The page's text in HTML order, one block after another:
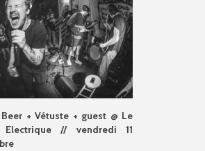
+ Vétuste + guest @ Le
Electrique // vendredi 11